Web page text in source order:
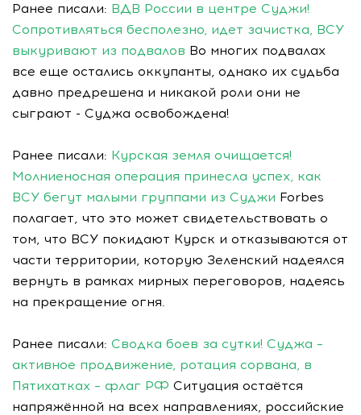
Ранее писали: ВДВ России в центре Суджи!
Сопротивляться бесполезно, идет зачистка, ВСУ
выкуривают из подвалов Во многих подвалах
все еще остались оккупанты, однако их судьба
давно предрешена и никакой роли они не
сыграют - Суджа освобождена!
Ранее писали: Курская земля очищается!
Молниеносная операция принесла успех, как
ВСУ бегут малыми группами из Суджи Forbes
полагает, что это может свидетельствовать о
том, что ВСУ покидают Курск и отказываются от
части территории, которую Зеленский надеялся
вернуть в рамках мирных переговоров, надеясь
на прекращение огня.
Ранее писали: Сводка боев за сутки! Суджа –
активное продвижение, ротация сорвана, в
Пятихатках – флаг РФ Ситуация остаётся
напряжённой на всех направлениях, российские